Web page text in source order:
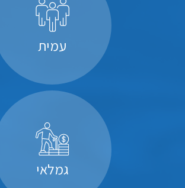
עמית
גמלאי